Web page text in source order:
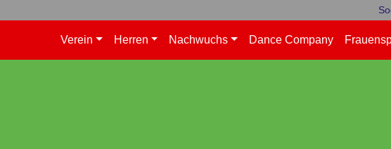
Verein Herren Nachwuchs Dance Company